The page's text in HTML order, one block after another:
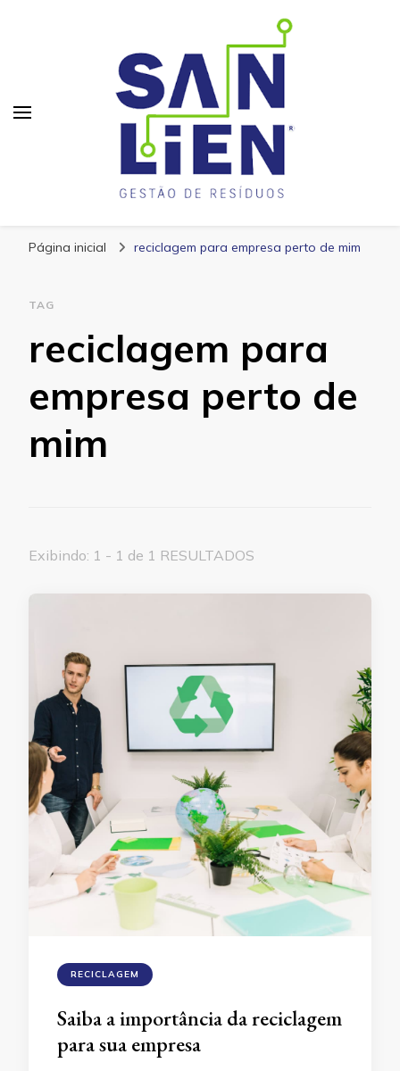
Página inicial reciclagem para empresa perto de mim
TAG
reciclagem para
empresa perto de
mim
Exibindo: 1 - 1 de 1 RESULTADOS
RECICLAGEM
Saiba a importância da reciclagem
para sua empresa